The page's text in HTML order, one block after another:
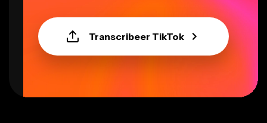
Transcribeer TikTok